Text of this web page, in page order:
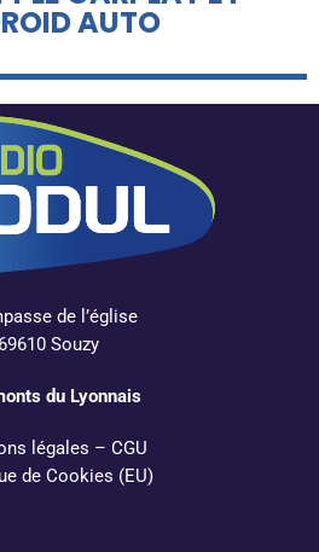
AUTO
de l’église
69610 Souzy
du Lyonnais
légales – CGU
de Cookies (EU)